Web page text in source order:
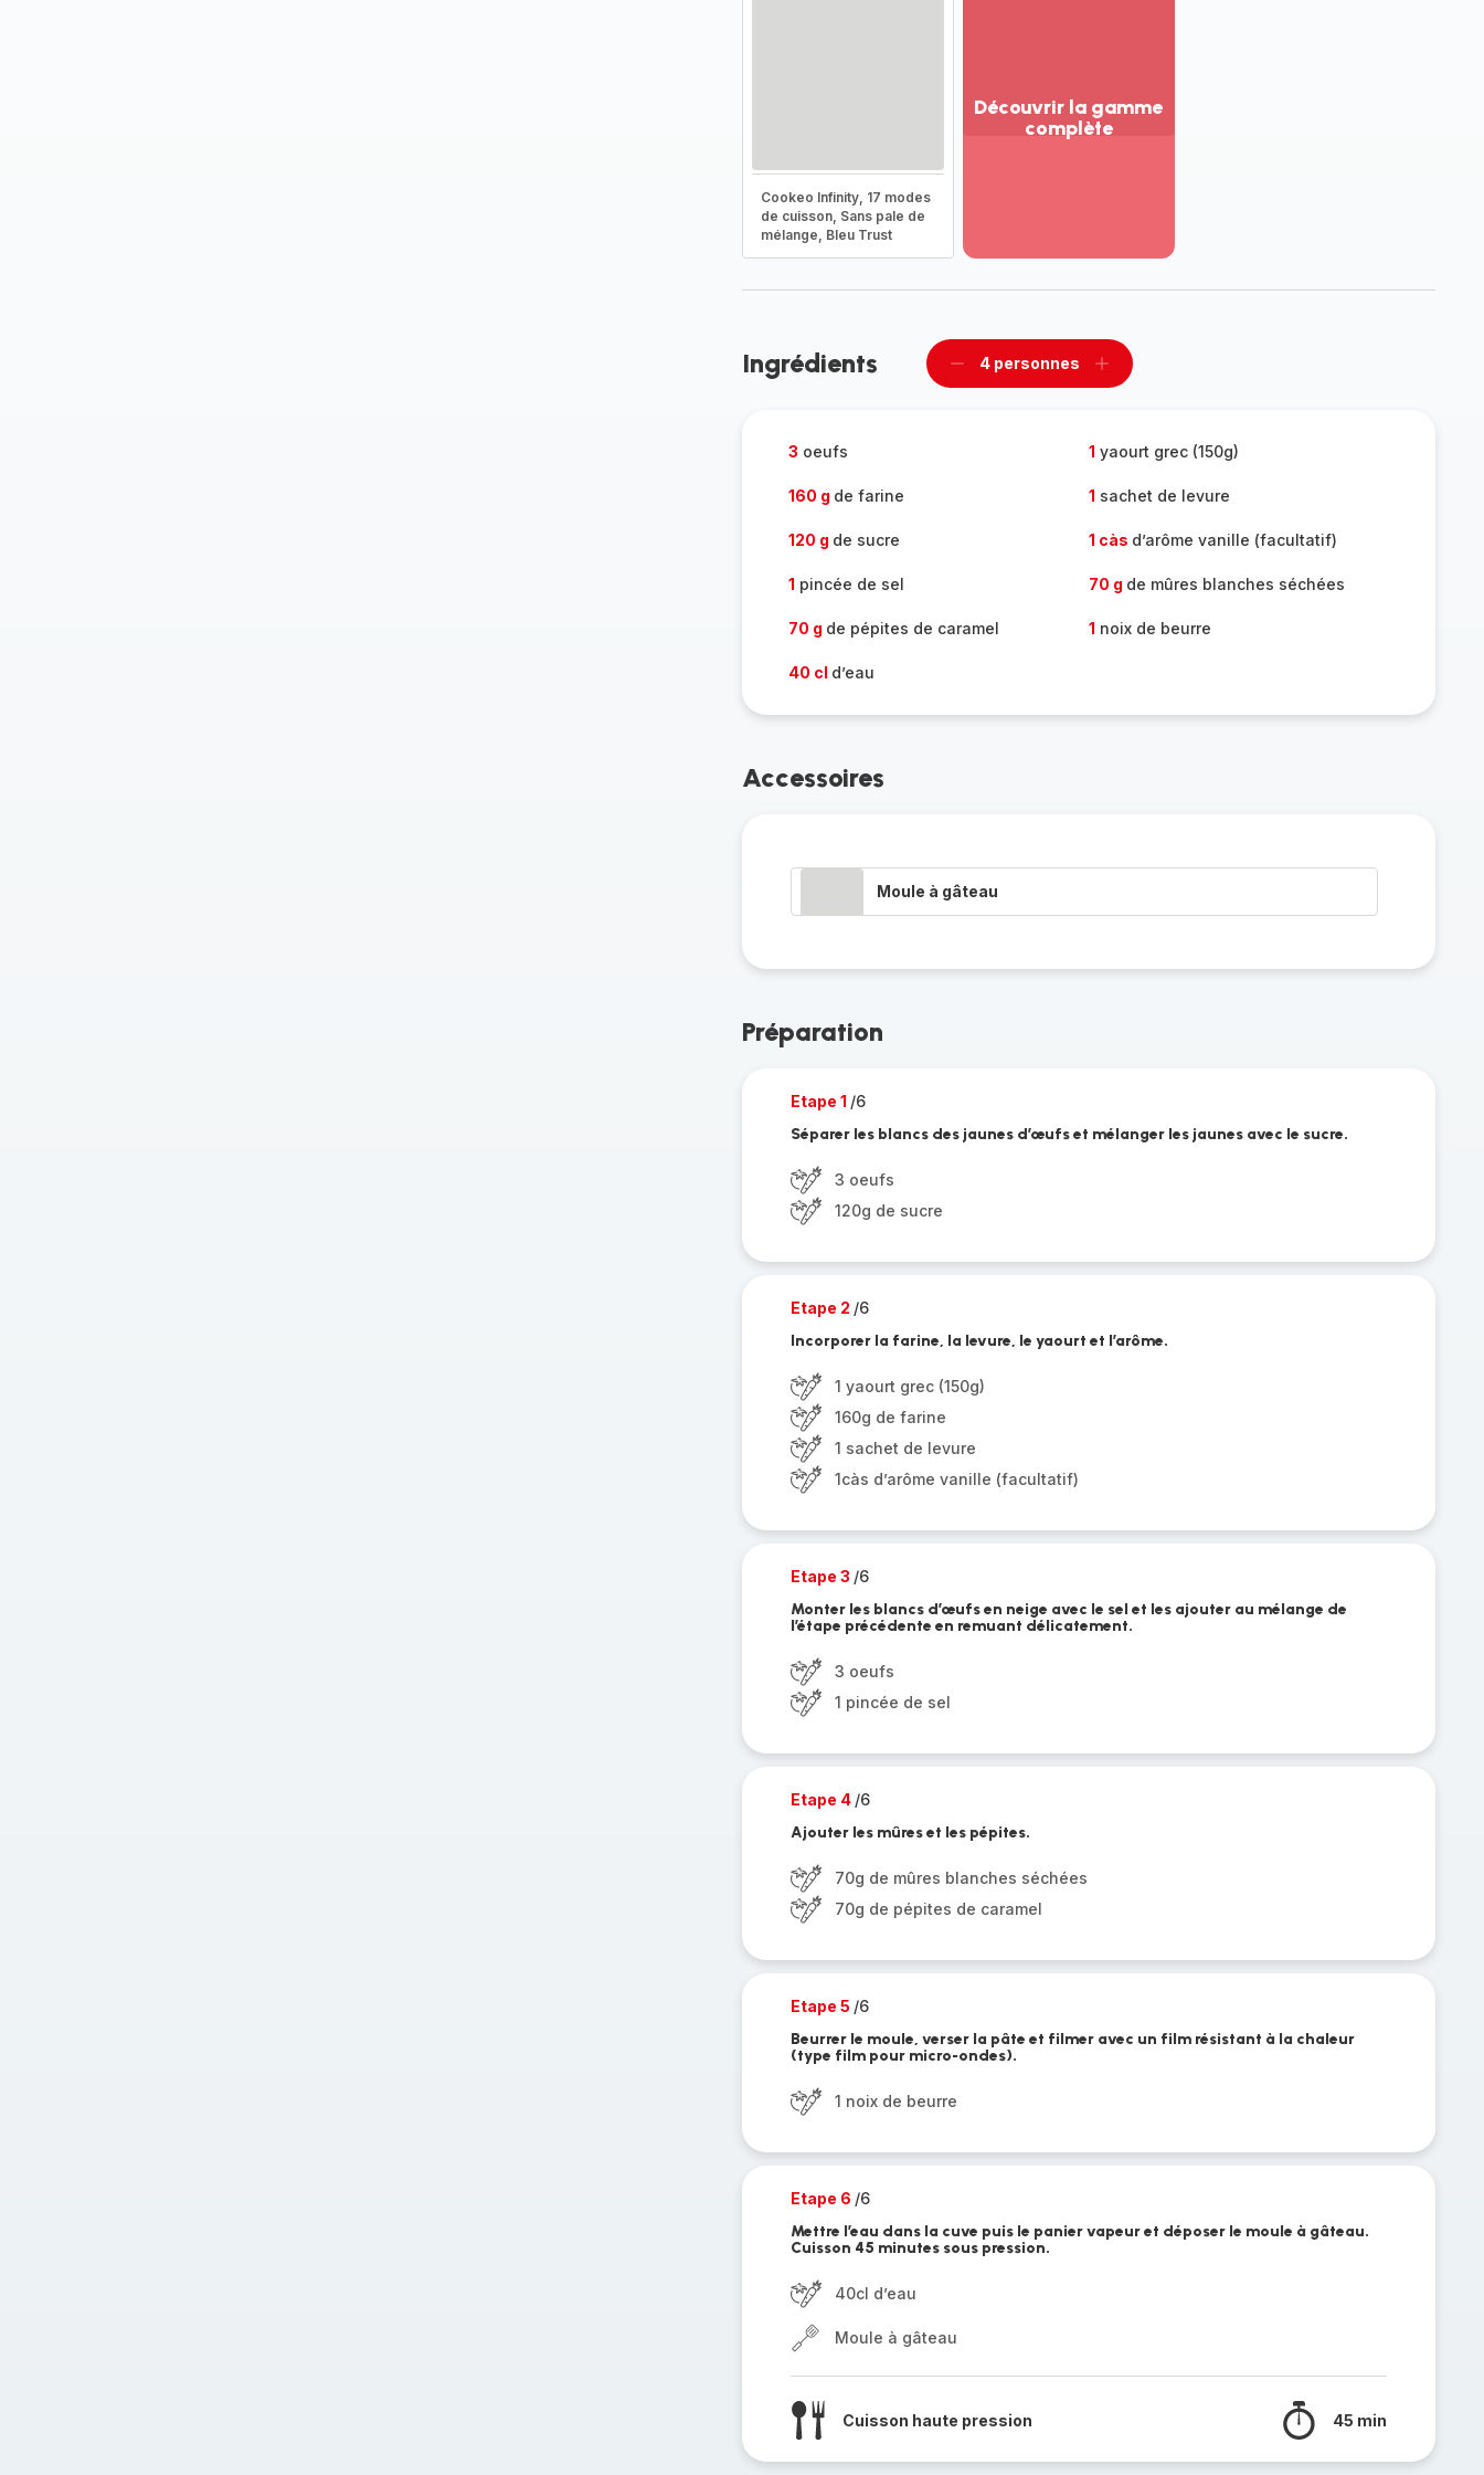
Cookeo Infinity, 17 modes
de cuisson, Sans pale de
mélange, Bleu Trust
Découvrir la gamme
complète
gamme
Ingrédients
Supprimer
4 personnes
Ajouter
3 oeufs 1 yaourt grec (150g)
160 g de farine 1 sachet de levure
120 g de sucre 1 càs d’arôme vanille (facultatif)
1 pincée de sel 70 g de mûres blanches séchées
70 g de pépites de caramel 1 noix de beurre
40 cl d’eau
Accessoires
Moule à gâteau
Préparation
Etape 1 /6
Séparer les blancs des jaunes d’œufs et mélanger les jaunes avec le sucre.
3 oeufs
120g de sucre
Etape 2 /6
Incorporer la farine, la levure, le yaourt et l’arôme.
1 yaourt grec (150g)
160g de farine
1 sachet de levure
1càs d’arôme vanille (facultatif)
Etape 3 /6
Monter les blancs d’œufs en neige avec le sel et les ajouter au mélange de
l’étape précédente en remuant délicatement.
3 oeufs
1 pincée de sel
Etape 4 /6
Ajouter les mûres et les pépites.
70g de mûres blanches séchées
70g de pépites de caramel
Etape 5 /6
Beurrer le moule, verser la pâte et filmer avec un film résistant à la chaleur
(type film pour micro-ondes).
1 noix de beurre
Etape 6 /6
Mettre l’eau dans la cuve puis le panier vapeur et déposer le moule à gâteau.
Cuisson 45 minutes sous pression.
40cl d’eau
Moule à gâteau
Cuisson haute pression 45 min